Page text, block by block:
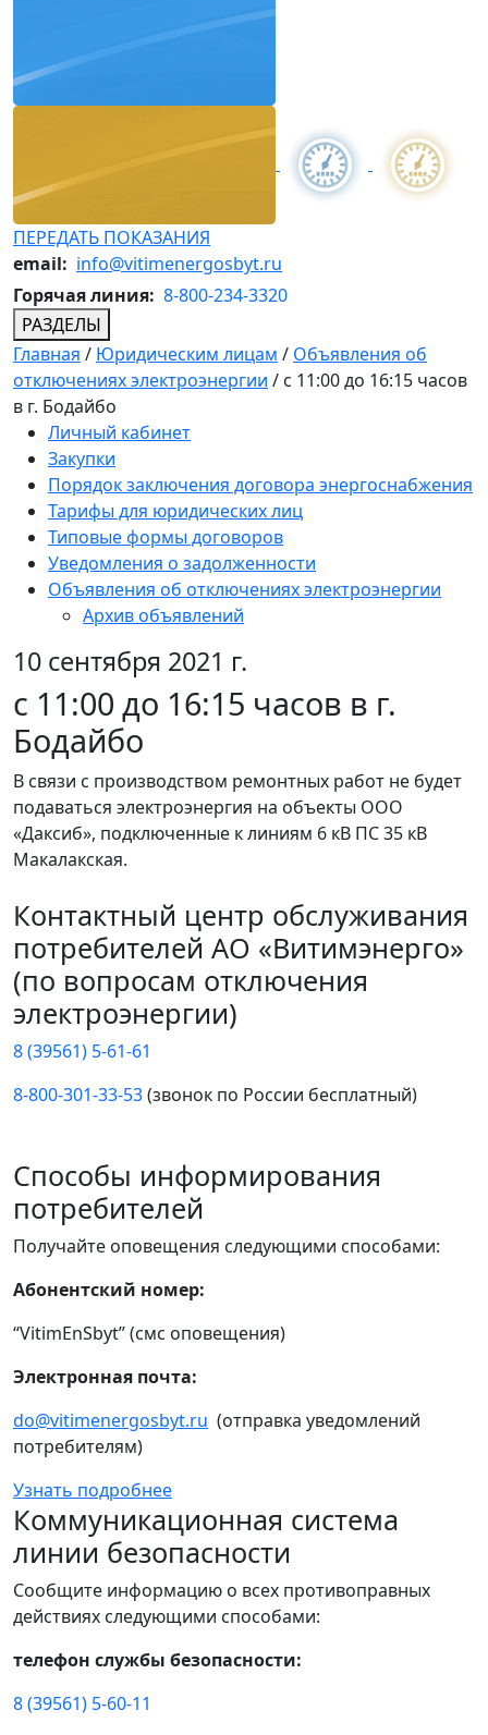
ПЕРЕДАТЬ ПОКАЗАНИЯ
email: info@vitimenergosbyt.ru
Горячая линия: 8-800-234-3320
РАЗДЕЛЫ
Главная / Юридическим лицам / Объявления об
отключениях электроэнергии / с 11:00 до 16:15 часов
в г. Бодайбо
Личный кабинет
Закупки
Порядок заключения договора энергоснабжения
Тарифы для юридических лиц
Типовые формы договоров
Уведомления о задолженности
Объявления об отключениях электроэнергии
Архив объявлений
10 сентября 2021 г.
с 11:00 до 16:15 часов в г.
Бодайбо
В связи с производством ремонтных работ не будет
подаваться электроэнергия на объекты ООО
«Даксиб», подключенные к линиям 6 кВ ПС 35 кВ
Макалакская.
Контактный центр обслуживания
потребителей АО «Витимэнерго»
(по вопросам отключения
электроэнергии)
8 (39561) 5-61-61
8-800-301-33-53(звонок по России бесплатный)
Способы информирования
потребителей
Получайте оповещения следующими способами:
Абонентский номер:
“VitimEnSbyt” (смс оповещения)
Электронная почта:
do@vitimenergosbyt.ru (отправка уведомлений
потребителям)
Узнать подробнее
Коммуникационная система
линии безопасности
Сообщите информацию о всех противоправных
действиях следующими способами:
телефон службы безопасности:
8 (39561) 5-60-11